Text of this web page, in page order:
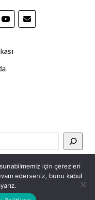
için çerezleri
ederseniz, bunu kabul